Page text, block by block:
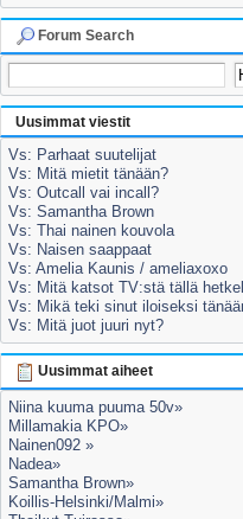
Forum Search
Uusimmat viestit
Vs: Parhaat suutelijat
Vs: Mitä mietit tänään?
Vs: Outcall vai incall?
Vs: Samantha Brown
Vs: Thai nainen kouvola
Vs: Naisen saappaat
Vs: Amelia Kaunis / ameliaxoxo
Vs: Mitä katsot TV:stä tällä
Vs: Mikä teki sinut iloiseksi
Vs: Mitä juot juuri nyt?
Uusimmat aiheet
Niina kuuma puuma 50v»
Millamakia KPO»
Nainen092 »
Nadea»
Samantha Brown»
Koillis-Helsinki/Malmi»